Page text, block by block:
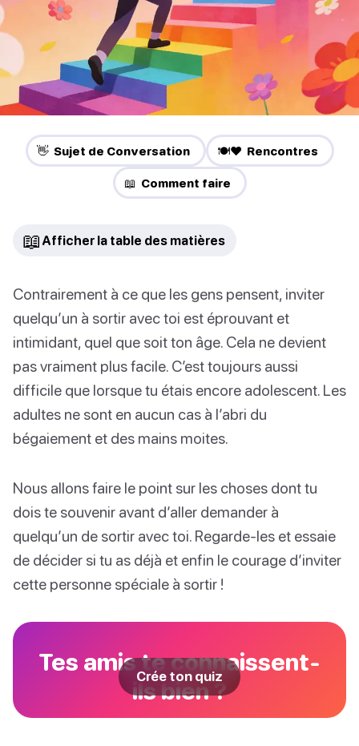
👋 Sujet de Conversation 🍽️❤️ Rencontres
📖 Comment faire
📖 Afficher la table des matières
Contrairement à ce que les gens pensent, inviter
quelqu’un à sortir avec toi est éprouvant et
intimidant, quel que soit ton âge. Cela ne devient
pas vraiment plus facile. C’est toujours aussi
difficile que lorsque tu étais encore adolescent. Les
adultes ne sont en aucun cas à l’abri du
bégaiement et des mains moites.
Nous allons faire le point sur les choses dont tu
dois te souvenir avant d’aller demander à
quelqu’un de sortir avec toi. Regarde-les et essaie
de décider si tu as déjà et enfin le courage d’inviter
cette personne spéciale à sortir !
Tes amis te connaissent-
ils bien ?
Crée ton quiz